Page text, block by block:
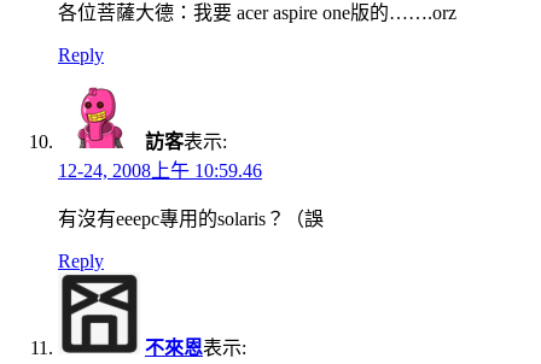
各位菩薩大德：我要 acer aspire one版的…….orz
Reply
訪客表示:
12-24, 2008上午 10:59.46
有沒有eeepc專用的solaris？（誤
Reply
不來恩表示: